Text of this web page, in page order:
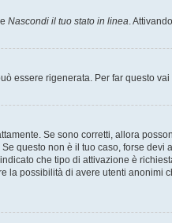
Nascondi il tuo stato in linea.
essere rigenerata. Per far questo
Se sono corretti, allora
questo non è il tuo caso, forse
che tipo di attivazione è
la possibilità di avere utenti